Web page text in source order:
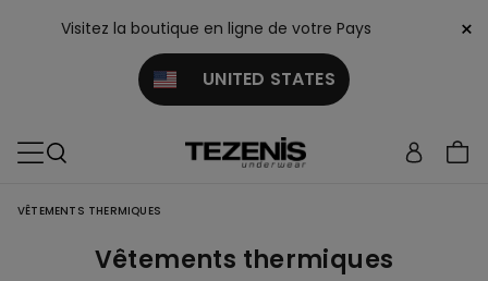
Visitez la boutique en ligne de votre Pays
UNITED STATES
×
VÊTEMENTS THERMIQUES
Vêtements thermiques